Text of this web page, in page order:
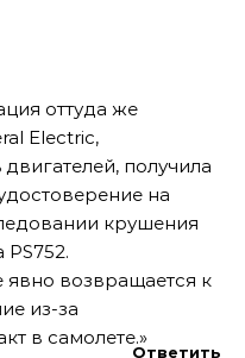
оттуда же
Electric,
получила
на
крушения
PS752.
явно возвращается к
из-за
в самолете.»
Ответить